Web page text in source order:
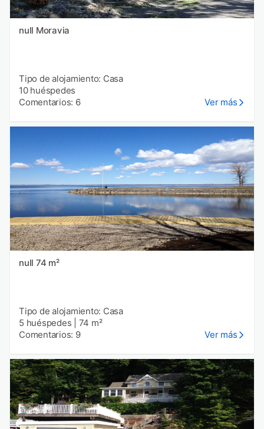
null Moravia
Tipo de alojamiento: Casa
10 huéspedes
Comentarios: 6
Ver más
null 74 m²
Tipo de alojamiento: Casa
5 huéspedes
74 m²
Comentarios: 9
Ver más